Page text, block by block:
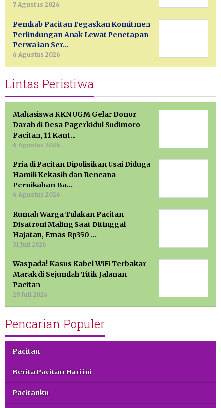
7 Agustus 2026
Pemkab Pacitan Tegaskan Komitmen
Perlindungan Anak Lewat Penetapan
Perwalian Ser…
6 Agustus 2026
Lintas Peristiwa
Mahasiswa KKN UGM Gelar Donor
Darah di Desa Pagerkidul Sudimoro
Pacitan, 11 Kant…
6 Agustus 2026
Pria di Pacitan Dipolisikan Usai Diduga
Hamili Kekasih dan Rencana
Pernikahan Ba…
4 Agustus 2026
Rumah Warga Tulakan Pacitan
Disatroni Maling Saat Ditinggal
Hajatan, Emas Rp350 …
31 Juli 2026
Waspada! Kasus Kabel WiFi Terbakar
Marak di Sejumlah Titik Jalanan
Pacitan
29 Juli 2026
Pencarian Populer
Pacitan
Berita Pacitan Hari ini
Pacitanku